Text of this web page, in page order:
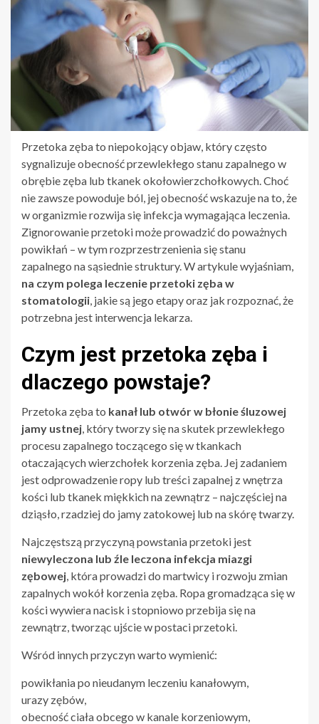
Przetoka zęba to niepokojący objaw, który często
sygnalizuje obecność przewlekłego stanu zapalnego w
obrębie zęba lub tkanek okołowierzchołkowych. Choć
nie zawsze powoduje ból, jej obecność wskazuje na to, że
w organizmie rozwija się infekcja wymagająca leczenia.
Zignorowanie przetoki może prowadzić do poważnych
powikłań – w tym rozprzestrzenienia się stanu
zapalnego na sąsiednie struktury. W artykule wyjaśniam,
na czym polega leczenie przetoki zęba w
stomatologii, jakie są jego etapy oraz jak rozpoznać, że
potrzebna jest interwencja lekarza.
Czym jest przetoka zęba i
dlaczego powstaje?
Przetoka zęba to kanał lub otwór w błonie śluzowej
jamy ustnej, który tworzy się na skutek przewlekłego
procesu zapalnego toczącego się w tkankach
otaczających wierzchołek korzenia zęba. Jej zadaniem
jest odprowadzenie ropy lub treści zapalnej z wnętrza
kości lub tkanek miękkich na zewnątrz – najczęściej na
dziąsło, rzadziej do jamy zatokowej lub na skórę twarzy.
Najczęstszą przyczyną powstania przetoki jest
niewyleczona lub źle leczona infekcja miazgi
zębowej, która prowadzi do martwicy i rozwoju zmian
zapalnych wokół korzenia zęba. Ropa gromadząca się w
kości wywiera nacisk i stopniowo przebija się na
zewnątrz, tworząc ujście w postaci przetoki.
Wśród innych przyczyn warto wymienić:
powikłania po nieudanym leczeniu kanałowym,
urazy zębów,
obecność ciała obcego w kanale korzeniowym,